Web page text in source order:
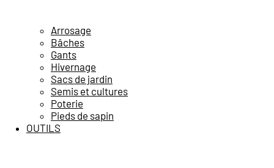
Arrosage
Bâches
Gants
Hivernage
Sacs de jardin
Semis et cultures
Poterie
Pieds de sapin
OUTILS